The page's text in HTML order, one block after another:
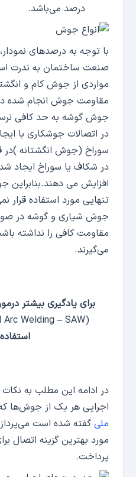
درصد می‌باشد.
با توجه به درصدهای
صنعت ساختمان به ندرت
مواردی از جوش کام و
مقاومت جوش انجام شده
جوش گوشه به حد کافی
در اتصالات جوشکاری با
سوراخ (جوش انگشتانه )در
در شکاف یا سوراخ ایجاد
افزایش می دهند.بنابراین
تنهایی مورد استفاده قرار
جوش شیاری و گوشه در
مقاومت کافی را نداشته
می‌گیرند.
برای یادگیری بیشتر
(Submerged Arc Welding – SAW)
در ادامه این مطلب به
اجرایی هر یک از جوش‌ها
ملی گفته شده است
مورد بهترین گزینه اتصال
پرداخت.